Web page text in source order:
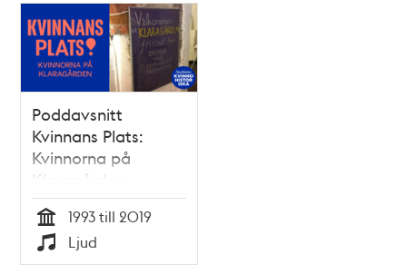
Poddavsnitt
Kvinnans Plats:
Kvinnorna på
Klaragården
Tid
1993 till 2019
Typ
Ljud